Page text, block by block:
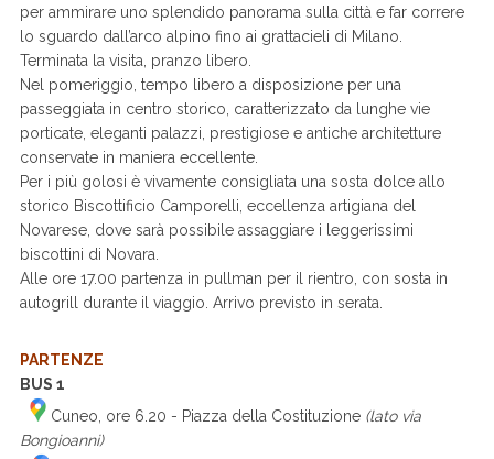
per ammirare uno splendido panorama sulla città e far correre
lo sguardo dall’arco alpino fino ai grattacieli di Milano.
Terminata la visita, pranzo libero.
Nel pomeriggio, tempo libero a disposizione per una
passeggiata in centro storico, caratterizzato da lunghe vie
porticate, eleganti palazzi, prestigiose e antiche architetture
conservate in maniera eccellente.
Per i più golosi è vivamente consigliata una sosta dolce allo
storico Biscottificio Camporelli, eccellenza artigiana del
Novarese, dove sarà possibile assaggiare i leggerissimi
biscottini di Novara.
Alle ore 17.00 partenza in pullman per il rientro, con sosta in
autogrill durante il viaggio. Arrivo previsto in serata.
PARTENZE
BUS 1
Cuneo, ore 6.20 - Piazza della Costituzione (lato via
Bongioanni)